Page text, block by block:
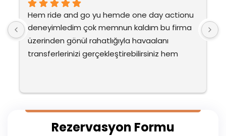
Hem ride and go yu hemde one day actionu
deneyimledim çok memnun kaldım bu firma
üzerinden gönül rahatlığıyla havaalanı
transferlerinizi gerçekleştirebilirsiniz hem
tercih etmeyi düşünüyoruz ailecek ayrıca su
Rezervasyon Formu